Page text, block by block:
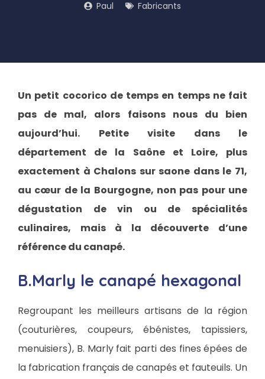
Paul Fabricants
Un petit cocorico de temps en temps ne fait
pas de mal, alors faisons nous du bien
aujourd’hui. Petite visite dans le
département de la Saône et Loire, plus
exactement à Chalons sur saone dans le 71,
au cœur de la Bourgogne, non pas pour une
dégustation de vin ou de spécialités
culinaires, mais à la découverte d’une
référence du canapé.
B.Marly le canapé hexagonal
Regroupant les meilleurs artisans de la région
(couturières, coupeurs, ébénistes, tapissiers,
menuisiers), B. Marly fait parti des fines épées de
la fabrication français de canapés et fauteuils. Un